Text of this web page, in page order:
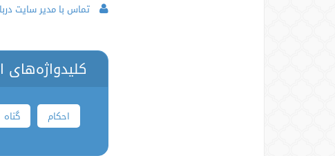
تماس با مدیر سایت
کلیدواژه‌های
احکام گناه